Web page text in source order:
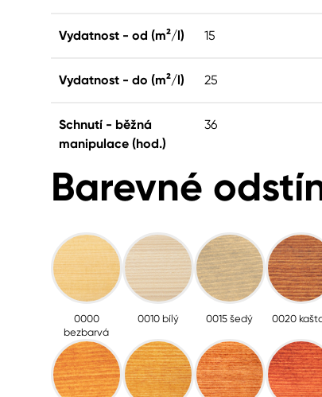
Vydatnost - od (m²/l) 15
Vydatnost - do (m²/l) 25
Schnutí - běžná
manipulace (hod.)
36
Barevné
0000
bezbarvá
0010 bílý 0015 šedý 0020